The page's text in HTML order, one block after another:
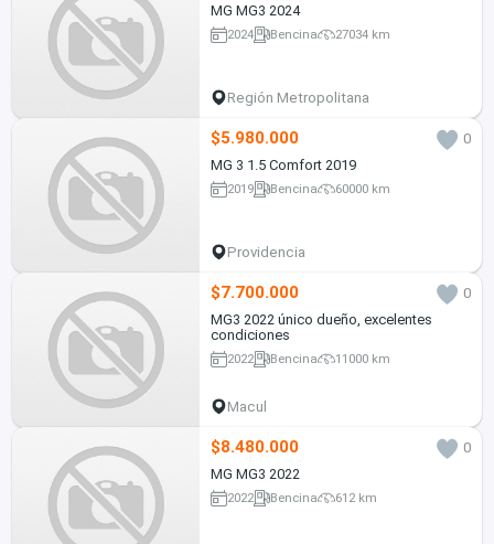
MG MG3 2024
2024 Bencina 27034 km
Región Metropolitana
$5.980.000
0
MG 3 1.5 Comfort 2019
2019 Bencina 60000 km
Providencia
$7.700.000
0
MG3 2022 único dueño, excelentes
condiciones
2022 Bencina 11000 km
Macul
$8.480.000
0
MG MG3 2022
2022 Bencina 612 km